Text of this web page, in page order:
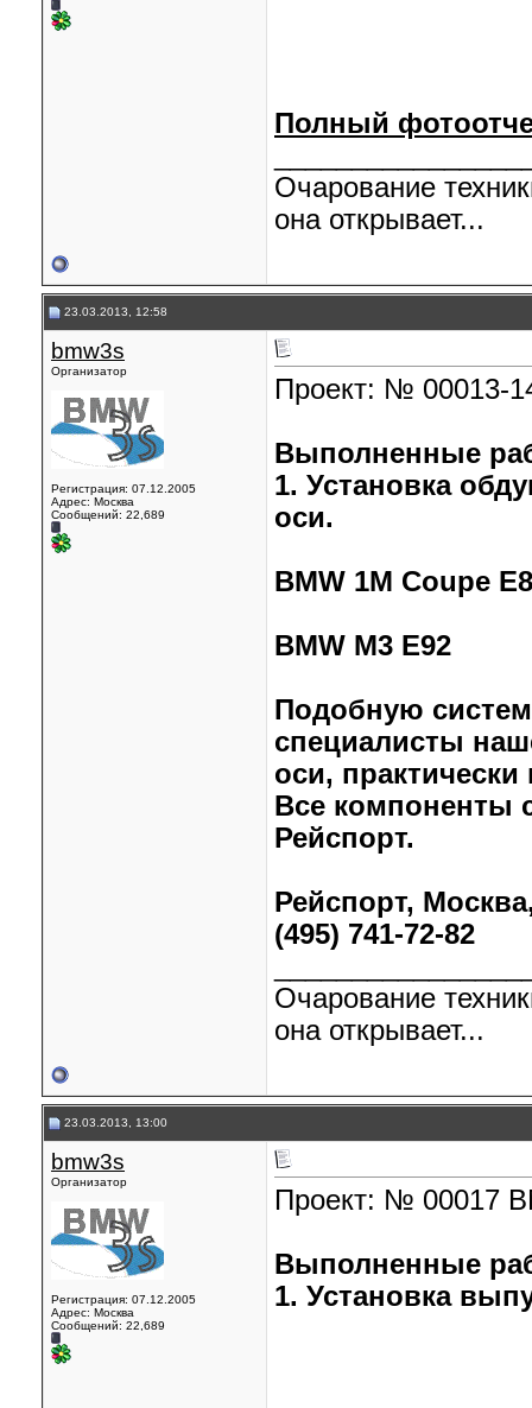
Полный
Очарование
она открывает...
23.03.2013, 12:58
bmw3s
Организатор
Регистрация: 07.12.2005
Адрес: Москва
Сообщений: 22,689
Проект: № 00013-
Выполненные
1. Установка
оси.
BMW 1M Coupe
BMW M3 E92
Подобную
специалисты
оси,
Все компоненты
Рейспорт.
Рейспорт,
(495) 741-72-82
Очарование
она открывает...
23.03.2013, 13:00
bmw3s
Организатор
Регистрация: 07.12.2005
Адрес: Москва
Сообщений: 22,689
Проект: № 00017
Выполненные
1. Установка